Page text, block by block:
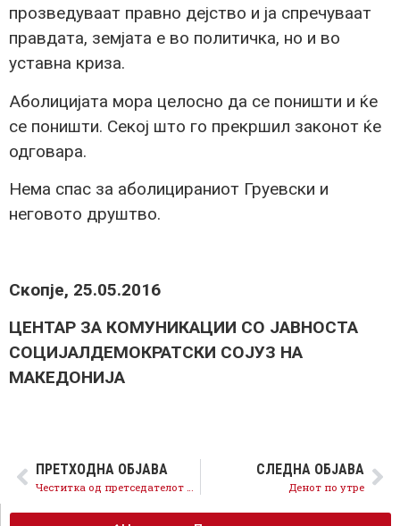
прозведуваат правно дејство и ја спречуваат
правдата, земјата е во политичка, но и во
уставна криза.
Аболицијата мора целосно да се поништи и ќе
се поништи. Секој што го прекршил законот ќе
одговара.
Нема спас за аболицираниот Груевски и
неговото друштво.
Скопје, 25.05.2016
ЦЕНТАР ЗА КОМУНИКАЦИИ СО ЈАВНОСТА
СОЦИЈАЛДЕМОКРАТСКИ СОЈУЗ НА
МАКЕДОНИЈА
ПРЕТХОДНА ОБЈАВА СЛЕДНА ОБЈАВА
Денот по утре